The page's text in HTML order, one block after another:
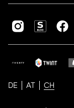
DE AT CH